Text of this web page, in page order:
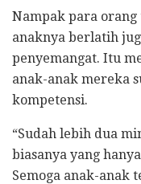
Nampak para orang
anaknya berlatih
penyemangat. Itu
anak-anak mereka
kompetensi.
“Sudah lebih dua
biasanya yang
Semoga anak-anak